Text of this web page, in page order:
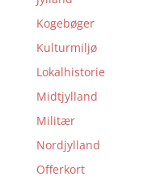
Kogebøger
Kulturmiljø
Lokalhistorie
Midtjylland
Militær
Nordjylland
Offerkort